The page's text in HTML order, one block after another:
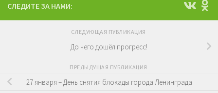
СЛЕДИТЕ ЗА НАМИ:
СЛЕДУЮЩАЯ ПУБЛИКАЦИЯ
До чего дошёл прогресс!
ПРЕДЫДУЩАЯ ПУБЛИКАЦИЯ
27 января – День снятия блокады города Ленинграда